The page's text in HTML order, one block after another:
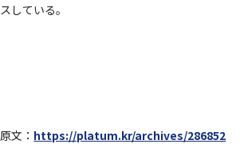
スしている。
原文： https://platum.kr/archives/286852